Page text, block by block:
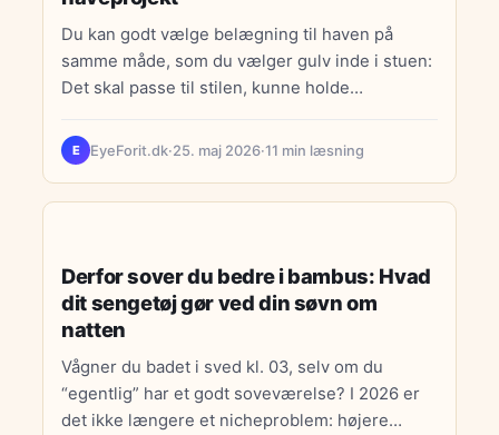
Du kan godt vælge belægning til haven på
samme måde, som du vælger gulv inde i stuen:
Det skal passe til stilen, kunne holde…
E EyeForit.dk·25. maj 2026·11 min læsning
Derfor sover du bedre i bambus: Hvad
dit sengetøj gør ved din søvn om
natten
Vågner du badet i sved kl. 03, selv om du
“egentlig” har et godt soveværelse? I 2026 er
det ikke længere et nicheproblem: højere…